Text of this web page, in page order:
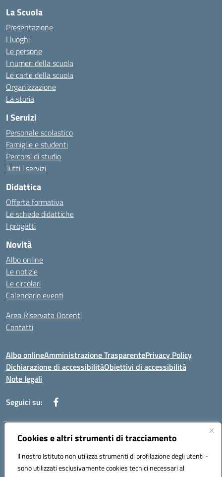
Cookies e altri strumenti di tracciamento
Il nostro Istituto non utilizza strumenti di profilazione degli utenti -
sono utilizzati esclusivamente cookies tecnici necessari al
La Scuola
Presentazione
I luoghi
Le persone
I numeri della scuola
Le carte della scuola
Organizzazione
La storia
I Servizi
Personale scolastico
Famiglie e studenti
Percorsi di studio
Tutti i servizi
Didattica
Offerta formativa
Le schede didattiche
I progetti
Novità
Albo online
Le notizie
Le circolari
Calendario eventi
Area Riservata Docenti
Contatti
Albo onlineAmministrazione TrasparentePrivacy Policy
Dichiarazione di accessibilitàObiettivi di accessibilità
Note legali
Seguici su:
Indirizzo:Via Rimembranza,33 – 81020 Casapulla (CE)
Posta elettronica certificata (PEC):ceic82800v@pec.istruzione.it